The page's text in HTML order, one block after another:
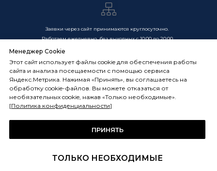
Цены, указанные на сайте, носят информационный
характер и не являются публичной офертой в смысле
ст. 437 ГК РФ. Окончательная стоимость товаров и услуг
определяется индивидуально и фиксируется в
Спецификации. Условия оказания услуг определяются
публичной офертой, размещённой по адресу:
Заявки через сайт принимаются круглосуточно.
Работаем ежедневно, без выходных с 10:00 до 20:00
Менеджер Cookie
Этот сайт использует файлы cookie для обеспечения работы
сайта и анализа посещаемости с помощью сервиса
Яндекс.Метрика. Нажимая «Принять», вы соглашаетесь на
обработку cookie-файлов. Вы можете отказаться от
необязательных cookie, нажав «Только необходимые».
[Политика конфиденциальности]
ПРИНЯТЬ
ТОЛЬКО НЕОБХОДИМЫЕ